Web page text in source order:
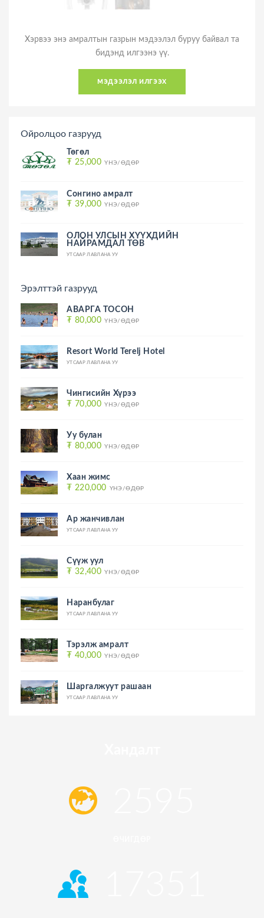
Хэрвээ энэ амралтын газрын мэдээлэл буруу байвал та
бидэнд илгээнэ үү.
мэдээлэл илгээх
Ойролцоо газрууд
Төгөл
₮ 25,000 ҮНЭ/ӨДӨР
Сонгино амралт
₮ 39,000 ҮНЭ/ӨДӨР
ОЛОН УЛСЫН ХҮҮХДИЙН
НАЙРАМДАЛ ТӨВ
УТСААР ЛАВЛАНА УУ
Эрэлттэй газрууд
АВАРГА ТОСОН
₮ 80,000 ҮНЭ/ӨДӨР
Resort World Terelj Hotel
УТСААР ЛАВЛАНА УУ
Чингисийн Хүрээ
₮ 70,000 ҮНЭ/ӨДӨР
Уу булан
₮ 80,000 ҮНЭ/ӨДӨР
Хаан жимс
₮ 220,000 ҮНЭ/ӨДӨР
Ар жанчивлан
УТСААР ЛАВЛАНА УУ
Сүүж уул
₮ 32,400 ҮНЭ/ӨДӨР
Наранбулаг
УТСААР ЛАВЛАНА УУ
Тэрэлж амралт
₮ 40,000 ҮНЭ/ӨДӨР
Шаргалжуут рашаан
УТСААР ЛАВЛАНА УУ